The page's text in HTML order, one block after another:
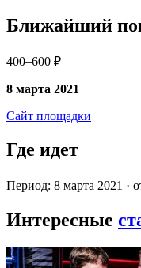
Ближайший
400–600 ₽
8 марта 2021
Сайт площадки
Где идет
Период: 8 марта 2021 ·
Интересные